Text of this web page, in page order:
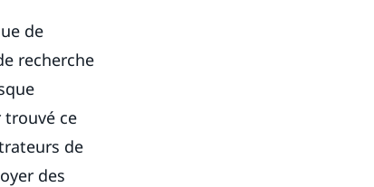
de
recherche
ce
de
des